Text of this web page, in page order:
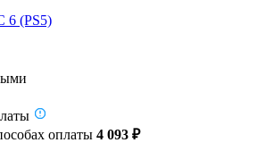
6 (PS5)
оплаты 4 093 ₽